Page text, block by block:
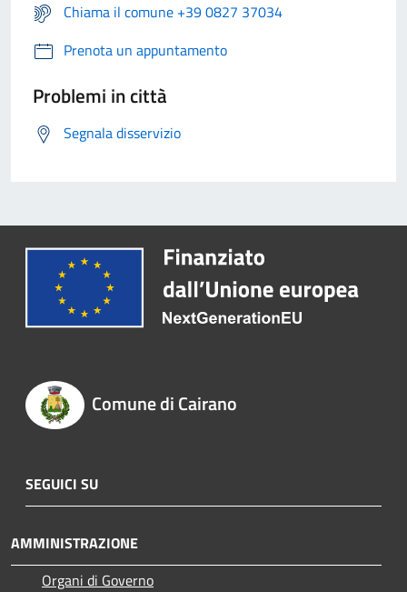
Chiama il comune +39 0827 37034
Prenota un appuntamento
Problemi in città
Segnala disservizio
Comune di Cairano
SEGUICI SU
AMMINISTRAZIONE
Organi di Governo